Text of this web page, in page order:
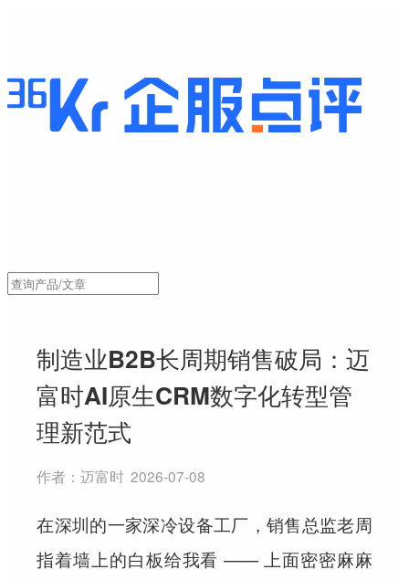
制造业B2B长周期销售破局：迈
富时AI原生CRM数字化转型管
理新范式
作者：迈富时 2026-07-08
在深圳的一家深冷设备工厂，销售总监老周
指着墙上的白板给我看 —— 上面密密麻麻